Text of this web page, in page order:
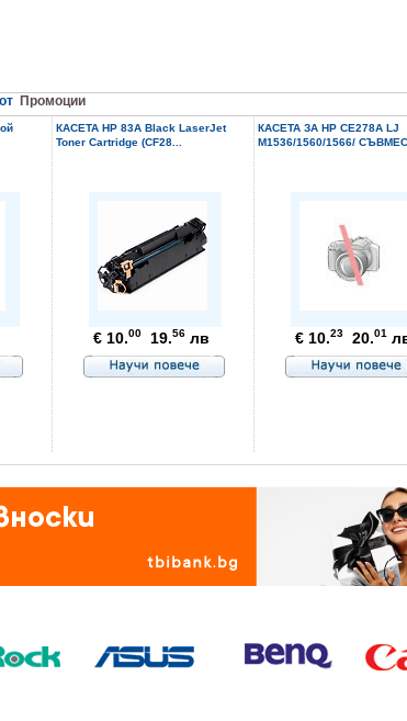
Промоции
КАСЕТА HP 83A Black LaserJet
Toner Cartridge (CF28...
€ 10.00 19.56 лв
КАСЕТА ЗА HP CE278A LJ
M1536/1560/1566/
€ 10.23 20.01